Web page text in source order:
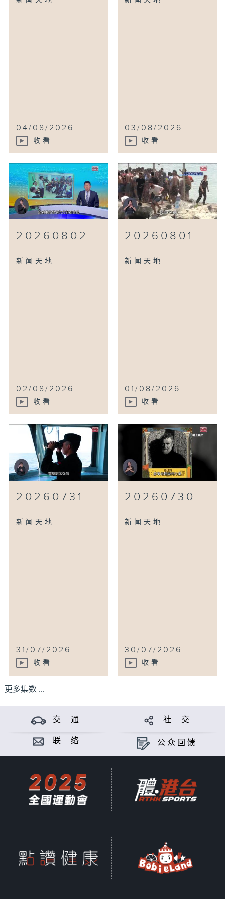
04/08/2026
收看
03/08/2026
收看
20260802
新闻天地
02/08/2026
收看
20260801
新闻天地
01/08/2026
收看
20260731
新闻天地
31/07/2026
收看
20260730
新闻天地
30/07/2026
收看
更多集数 ...
交 通 社 交
联 络 公众回馈